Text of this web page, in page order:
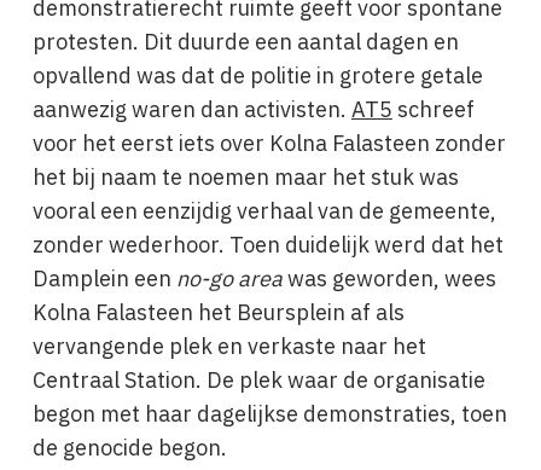
demonstratierecht ruimte geeft voor spontane
protesten. Dit duurde een aantal dagen en
opvallend was dat de politie in grotere getale
aanwezig waren dan activisten. AT5 schreef
voor het eerst iets over Kolna Falasteen zonder
het bij naam te noemen maar het stuk was
vooral een eenzijdig verhaal van de gemeente,
zonder wederhoor. Toen duidelijk werd dat het
Damplein een no-go areawas geworden, wees
Kolna Falasteen het Beursplein af als
vervangende plek en verkaste naar het
Centraal Station. De plek waar de organisatie
begon met haar dagelijkse demonstraties, toen
de genocide begon.